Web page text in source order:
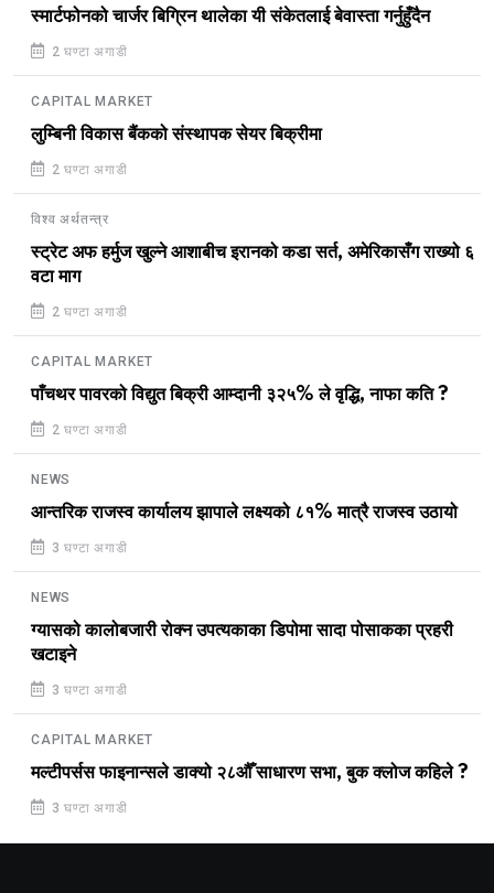
स्मार्टफोनको चार्जर बिग्रिन थालेका यी संकेतलाई बेवास्ता गर्नुहुँदैन
2 घण्टा अगाडी
CAPITAL MARKET
लुम्बिनी विकास बैंकको संस्थापक सेयर बिक्रीमा
2 घण्टा अगाडी
विश्व अर्थतन्त्र
स्ट्रेट अफ हर्मुज खुल्ने आशाबीच इरानको कडा सर्त, अमेरिकासँग राख्यो ६
वटा माग
2 घण्टा अगाडी
CAPITAL MARKET
पाँचथर पावरको विद्युत बिक्री आम्दानी ३२५% ले वृद्धि, नाफा कति ?
2 घण्टा अगाडी
NEWS
आन्तरिक राजस्व कार्यालय झापाले लक्ष्यको ८१% मात्रै राजस्व उठायो
3 घण्टा अगाडी
NEWS
ग्यासको कालोबजारी रोक्न उपत्यकाका डिपोमा सादा पोसाकका प्रहरी
खटाइने
3 घण्टा अगाडी
CAPITAL MARKET
मल्टीपर्सस फाइनान्सले डाक्यो २८औँ साधारण सभा, बुक क्लोज कहिले ?
3 घण्टा अगाडी